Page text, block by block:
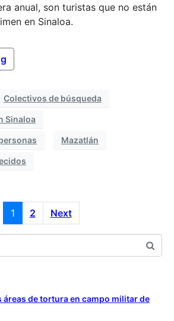
anual, son turistas que no están
en Sinaloa.
Colectivos de búsqueda
Sinaloa
Mazatlán
1 2 Next
áreas de tortura en campo militar de